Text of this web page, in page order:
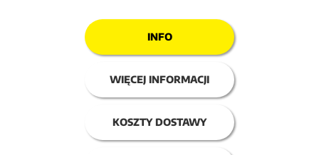
INFO
WIĘCEJ INFORMACJI
KOSZTY DOSTAWY